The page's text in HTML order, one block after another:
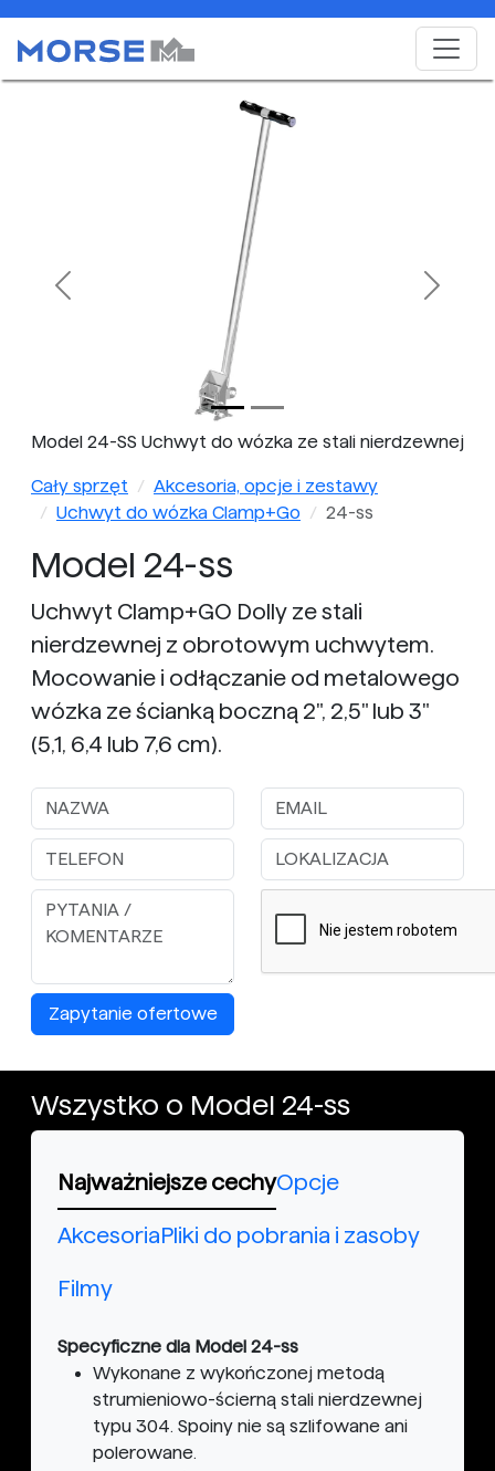
Model 24-SS Uchwyt do wózka ze stali nierdzewnej
Previous Next
Cały sprzęt
Akcesoria, opcje i zestawy
Uchwyt do wózka Clamp+Go
24-ss
Model 24-ss
Uchwyt Clamp+GO Dolly ze stali
nierdzewnej z obrotowym uchwytem.
Mocowanie i odłączanie od metalowego
wózka ze ścianką boczną 2", 2,5" lub 3"
(5,1, 6,4 lub 7,6 cm).
Zapytanie ofertowe
Wszystko o Model 24-ss
Najważniejsze cechyOpcje
AkcesoriaPliki do pobrania i zasoby
Filmy
Specyficzne dla Model 24-ss
Wykonane z wykończonej metodą
strumieniowo-ścierną stali nierdzewnej
typu 304. Spoiny nie są szlifowane ani
polerowane.